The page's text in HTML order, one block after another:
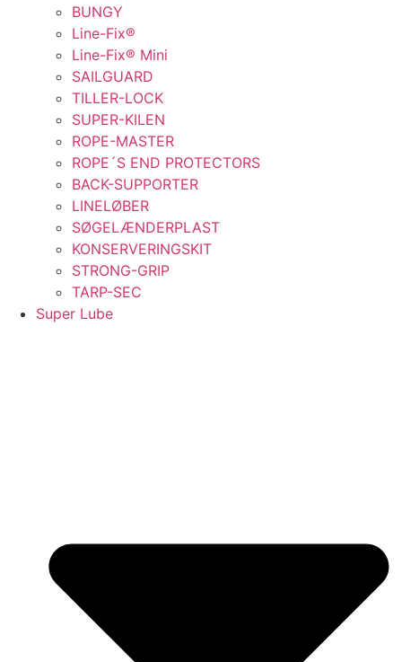
BUNGY
Line-Fix®
Line-Fix® Mini
SAILGUARD
TILLER-LOCK
SUPER-KILEN
ROPE-MASTER
ROPE´S END PROTECTORS
BACK-SUPPORTER
LINELØBER
SØGELÆNDERPLAST
KONSERVERINGSKIT
STRONG-GRIP
TARP-SEC
Super Lube